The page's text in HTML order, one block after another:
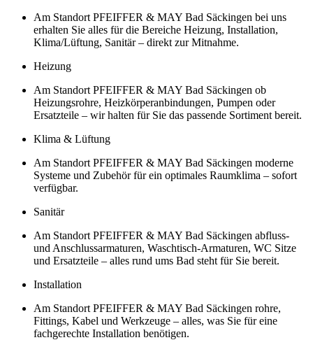
Am Standort PFEIFFER & MAY Bad Säckingen bei uns
erhalten Sie alles für die Bereiche Heizung, Installation,
Klima/Lüftung, Sanitär – direkt zur Mitnahme.
Heizung
Am Standort PFEIFFER & MAY Bad Säckingen ob
Heizungsrohre, Heizkörperanbindungen, Pumpen oder
Ersatzteile – wir halten für Sie das passende Sortiment bereit.
Klima & Lüftung
Am Standort PFEIFFER & MAY Bad Säckingen moderne
Systeme und Zubehör für ein optimales Raumklima – sofort
verfügbar.
Sanitär
Am Standort PFEIFFER & MAY Bad Säckingen abfluss-
und Anschlussarmaturen, Waschtisch-Armaturen, WC Sitze
und Ersatzteile – alles rund ums Bad steht für Sie bereit.
Installation
Am Standort PFEIFFER & MAY Bad Säckingen rohre,
Fittings, Kabel und Werkzeuge – alles, was Sie für eine
fachgerechte Installation benötigen.